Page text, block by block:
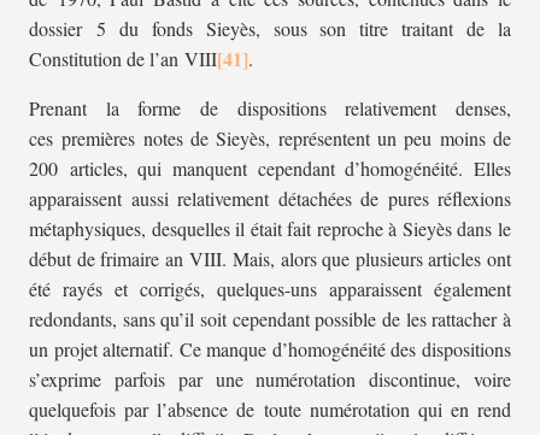
dossier 5 du fonds Sieyès, sous son titre traitant de la
Constitution de l’an VIII
.
Prenant la forme de dispositions relativement denses,
ces premières notes de Sieyès, représentent un peu moins de
200 articles, qui manquent cependant d’homogénéité. Elles
apparaissent aussi relativement détachées de pures réflexions
métaphysiques, desquelles il était fait reproche à Sieyès dans le
début de frimaire an VIII. Mais, alors que plusieurs articles ont
été rayés et corrigés, quelques-uns apparaissent également
redondants, sans qu’il soit cependant possible de les rattacher à
un projet alternatif. Ce manque d’homogénéité des dispositions
s’exprime parfois par une numérotation discontinue, voire
quelquefois par l’absence de toute numérotation qui en rend